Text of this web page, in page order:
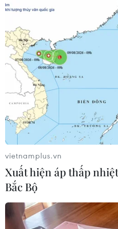
đóng bảo hiểm
Đảng Cộng hòa đề xuất dự
luật trao thêm thẩm quyền
thuế quan cho ông Trump
07/08/2026 00:33
vietnamplus.vn
Xuất hiện áp thấp
Bắc Bộ